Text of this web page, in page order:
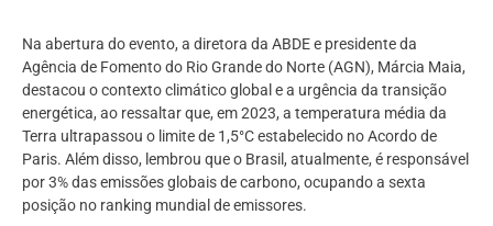
Na abertura do evento, a diretora da ABDE e presidente da
Agência de Fomento do Rio Grande do Norte (AGN), Márcia Maia,
destacou o contexto climático global e a urgência da transição
energética, ao ressaltar que, em 2023, a temperatura média da
Terra ultrapassou o limite de 1,5°C estabelecido no Acordo de
Paris. Além disso, lembrou que o Brasil, atualmente, é responsável
por 3% das emissões globais de carbono, ocupando a sexta
posição no ranking mundial de emissores.